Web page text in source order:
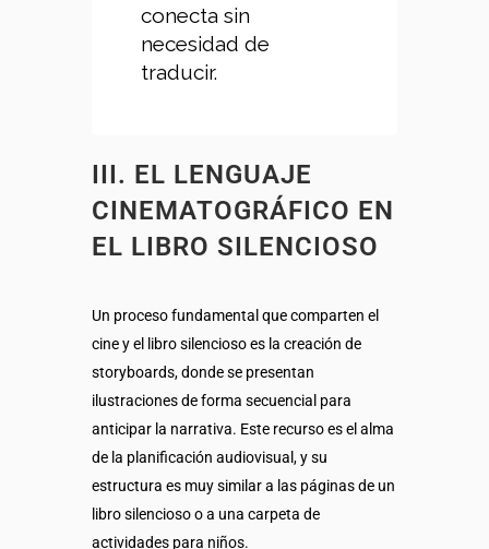
conecta sin
necesidad de
traducir.
III. EL LENGUAJE
CINEMATOGRÁFICO EN
EL LIBRO SILENCIOSO
Un proceso fundamental que comparten el
cine y el libro silencioso es la creación de
storyboards, donde se presentan
ilustraciones de forma secuencial para
anticipar la narrativa. Este recurso es el alma
de la planificación audiovisual, y su
estructura es muy similar a las páginas de un
libro silencioso o a una carpeta de
actividades para niños.